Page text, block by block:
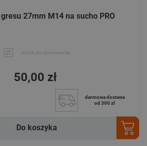
27mm M14 na sucho PRO
dodaj do porównania
50,00 zł
darmowa dostawa
od 300 zł
Do koszyka